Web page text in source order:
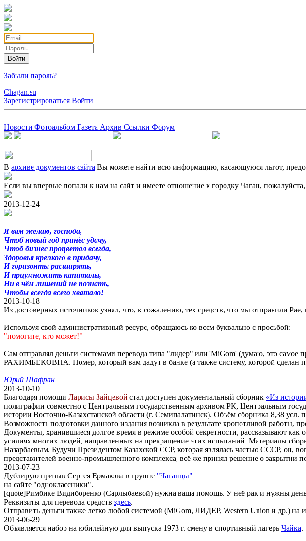
Войти
Забыли пароль?
Chagan.su
Зарегистрироваться Войти
Новости Фотоальбом Газета Архив Ссылки Форум
В архиве документов сайта Вы можете найти всю информацию, касающуюся льгот,
Если вы впервые попали к нам на сайт и имеете отношение к городку Чаган,
2013-12-24
Я вам желаю, господа,
Чтоб новый год принёс удачу,
Чтоб бизнес процветал всегда,
Здоровья крепкого в придачу,
И горизонты расширять,
И приумножить капиталы,
Ни в чём лишений не познать,
Чтобы всегда всего хватало!
2013-10-18
Из достоверных источников узнал, что, к сожалению, тех средств, что мы отправили
Используя свой административный ресурс, обращаюсь ко всем буквально с просьбой:
"помогите, кто может!"
Сам отправлял деньги системами перевода типа "лидер" или 'MiGom' (думаю, это
РАХИМБЕКОВНА. Номер, который вам дадут в банке (а также систему, которой сделан
Юрий Шафран
2013-10-10
Благодаря помощи Ларисы Зайцевой стал доступен документальный сборник «Из
полиграфии совместно с Центральным государственным архивом РК, Центральным
истории Восточно-Казахстанской области (г. Семипалатинск). Объём сборника 8,38 усл.
Возможность подготовки данного издания возникла в результате кропотливой
Документы, хранившиеся долгое время в режиме особой секретности, рассказывают
усилиях многих людей, направленных на прекращение этих испытаний. Материалы
Назарбаевым. Будучи Президентом Казахской ССР, которая являлась частью СССР, он,
представителей военно-промышленного комплекса, всё же принял решение о закрытии
2013-07-23
Дублирую призыв Сергея Ермакова в группе "Чаганцы"
на сайте "одноклассники".
[quote]Римбике Видиборенко (Сарлыбаевой) нужна ваша помощь. У неё рак и нужны
Реквизиты для перевода средств здесь.
Отправить деньги также легко любой системой (MiGom, ЛИДЕР, Western Union
2013-06-29
Объявляется набор на юбилейную для выпуска 1973 г. смену в спортивный лагерь Чайка.